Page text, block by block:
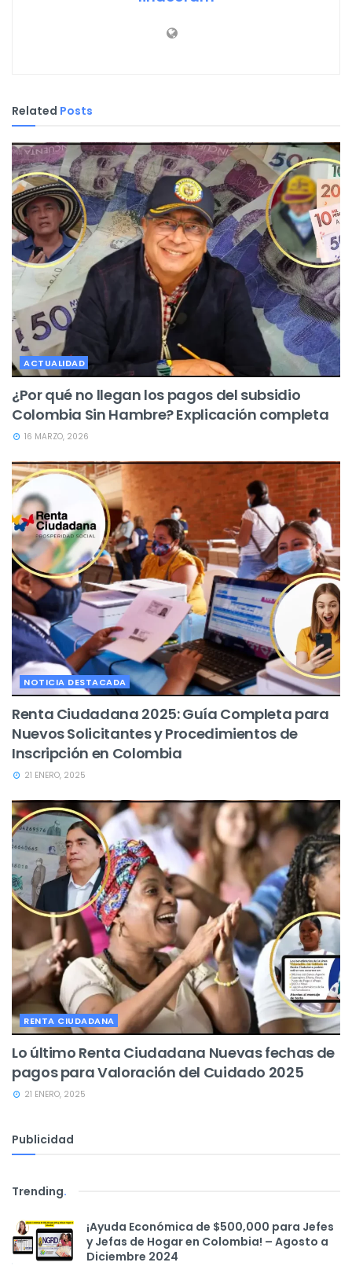
Related Posts
ACTUALIDAD
¿Por qué no llegan los pagos del subsidio
Colombia Sin Hambre? Explicación completa
16 MARZO, 2026
NOTICIA DESTACADA
Renta Ciudadana 2025: Guía Completa para
Nuevos Solicitantes y Procedimientos de
Inscripción en Colombia
21 ENERO, 2025
RENTA CIUDADANA
Lo último Renta Ciudadana Nuevas fechas de
pagos para Valoración del Cuidado 2025
21 ENERO, 2025
Publicidad
Trending.
¡Ayuda Económica de $500,000 para Jefes
y Jefas de Hogar en Colombia! – Agosto a
Diciembre 2024